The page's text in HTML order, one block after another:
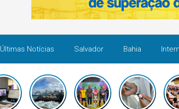
Últimas Notícias Salvador Bahia